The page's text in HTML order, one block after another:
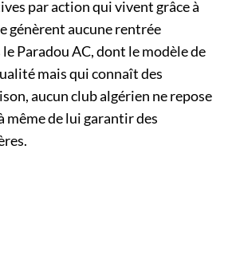
par action qui vivent grâce à
génèrent aucune rentrée
Paradou AC, dont le modèle de
mais qui connaît des
aucun club algérien ne repose
même de lui garantir des